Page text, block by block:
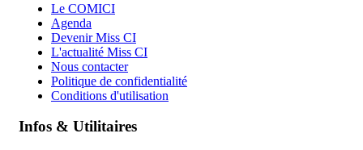
Le COMICI
Agenda
Devenir Miss CI
L'actualité Miss CI
Nous contacter
Politique de confidentialité
Conditions d'utilisation
Infos & Utilitaires